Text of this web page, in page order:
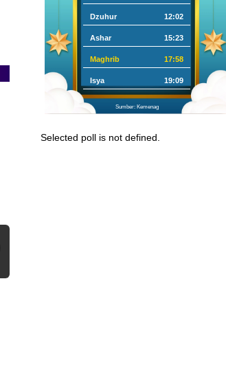
Dzuhur 12:02
Ashar 15:23
Maghrib 17:58
Isya 19:09
Sumber: Kemenag
Selected poll is not defined.